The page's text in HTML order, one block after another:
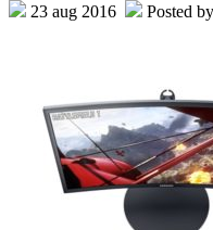
23 aug 2016 Posted